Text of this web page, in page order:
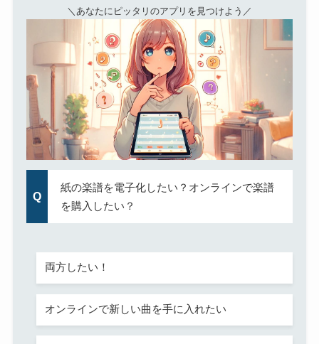
＼あなたにピッタリのアプリを見つけよう／
紙の楽譜を電子化したい？オンラインで楽譜
を購入したい？
両方したい！
オンラインで新しい曲を手に入れたい